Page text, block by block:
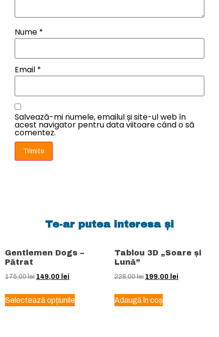
Nume *
Email *
Salvează-mi numele, emailul și site-ul web în
acest navigator pentru data viitoare când o să
comentez.
Te-ar putea interesa și
Gentlemen Dogs –
Pătrat
175,00lei 149,00 lei
Selectează opțiunile
Tablou 3D „Soare și
Lună”
228,00lei 199,00 lei
Adaugă în coș